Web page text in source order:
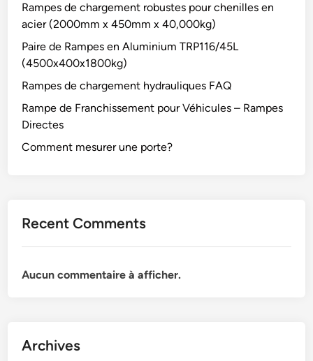
Rampes de chargement robustes pour chenilles en
acier (2000mm x 450mm x 40,000kg)
Paire de Rampes en Aluminium TRP116/45L
(4500x400x1800kg)
Rampes de chargement hydrauliques FAQ
Rampe de Franchissement pour Véhicules – Rampes
Directes
Comment mesurer une porte?
Recent Comments
Aucun commentaire à afficher.
Archives